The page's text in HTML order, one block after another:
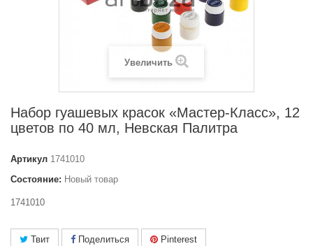
Увеличить
Набор гуашевых красок «Мастер-Класс», 12
цветов по 40 мл, Невская Палитра
Артикул 1741010
Состояние: Новый товар
1741010
Твит Поделиться Pinterest